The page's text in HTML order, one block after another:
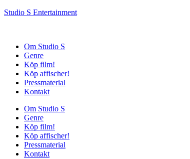
Studio S Entertainment
Om Studio S
Genre
Köp film!
Köp affischer!
Pressmaterial
Kontakt
Om Studio S
Genre
Köp film!
Köp affischer!
Pressmaterial
Kontakt